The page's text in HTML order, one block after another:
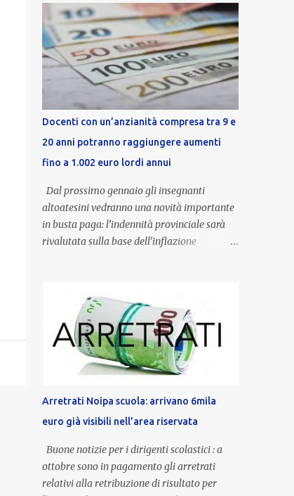
Docenti con un’anzianità compresa tra 9 e
20 anni potranno raggiungere aumenti
fino a 1.002 euro lordi annui
Dal prossimo gennaio gli insegnanti
altoatesini vedranno una novità importante
in busta paga: l’indennità provinciale sarà
rivalutata sulla base dell’inflazione
un’anzianità compresa tra 9 e 20 anni
potranno raggiungere fino a 1.002 euro lordi
annui. Il nuovo contratto provinciale
introduce inoltre un congedo speciale
dedicato alle donne vittime di violenza di
genere, in linea con la normativa nazionale e
con l’obiettivo di offrire maggiore tutela e
supporto in situazioni delicate. L’indennità
provinciale per i docenti è un unicum in
Italia: si tratta di una misura esclusiva della
Provincia autonoma di Bolzano, che integra
Arretrati Noipa scuola: arrivano 6mila
euro già visibili nell’area riservata
Buone notizie per i dirigenti scolastici : a
ottobre sono in pagamento gli arretrati
relativi alla retribuzione di risultato per